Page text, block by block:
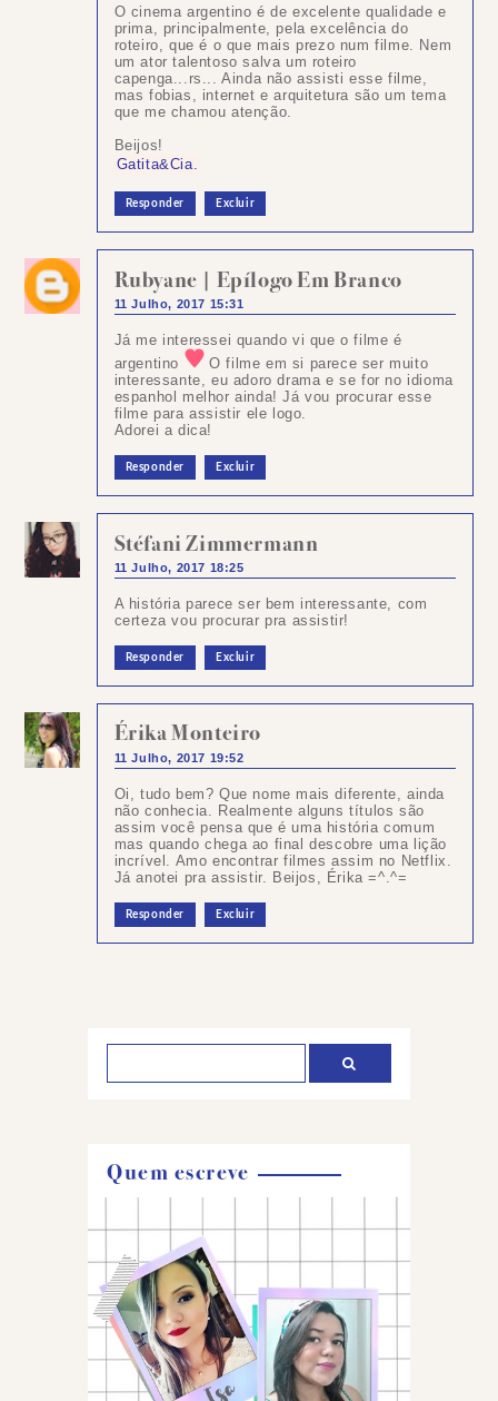
O cinema argentino é de excelente qualidade e
prima, principalmente, pela excelência do
roteiro, que é o que mais prezo num filme. Nem
um ator talentoso salva um roteiro
capenga...rs... Ainda não assisti esse filme,
mas fobias, internet e arquitetura são um tema
que me chamou atenção.
Beijos!
Gatita&Cia.
Responder Excluir
Rubyane | Epílogo Em Branco
11 Julho, 2017 15:31
Já me interessei quando vi que o filme é
argentino
O filme em si parece ser muito
interessante, eu adoro drama e se for no idioma
espanhol melhor ainda! Já vou procurar esse
filme para assistir ele logo.
Adorei a dica!
Responder Excluir
Stéfani Zimmermann
11 Julho, 2017 18:25
A história parece ser bem interessante, com
certeza vou procurar pra assistir!
Responder Excluir
Érika Monteiro
11 Julho, 2017 19:52
Oi, tudo bem? Que nome mais diferente, ainda
não conhecia. Realmente alguns títulos são
assim você pensa que é uma história comum
mas quando chega ao final descobre uma lição
incrível. Amo encontrar filmes assim no Netflix.
Já anotei pra assistir. Beijos, Érika =^.^=
Responder Excluir
Quem escreve